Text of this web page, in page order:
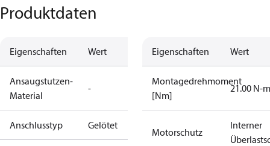
Produktdaten
Eigenschaften Wert
Ansaugstutzen-
Material
-
Anschlusstyp Gelötet
Eigenschaften Wert
Montagedrehmoment
[Nm]
21.00 N-m
Motorschutz
Interner